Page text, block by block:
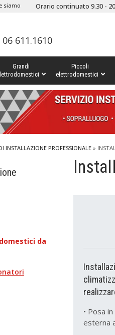
siamo Orario continuato 9.30 -
06 611.1610
Grandi
Piccoli
elettrodomestici
INSTALLAZIONE PROFESSIONALE»
da
• Posa
esterna